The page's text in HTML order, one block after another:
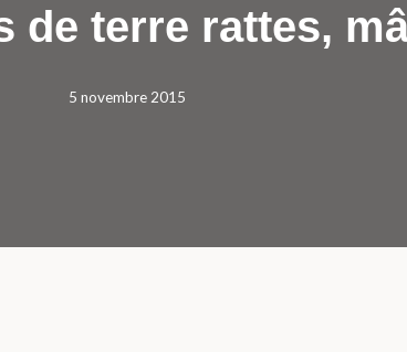
de terre rattes,
5 novembre 2015